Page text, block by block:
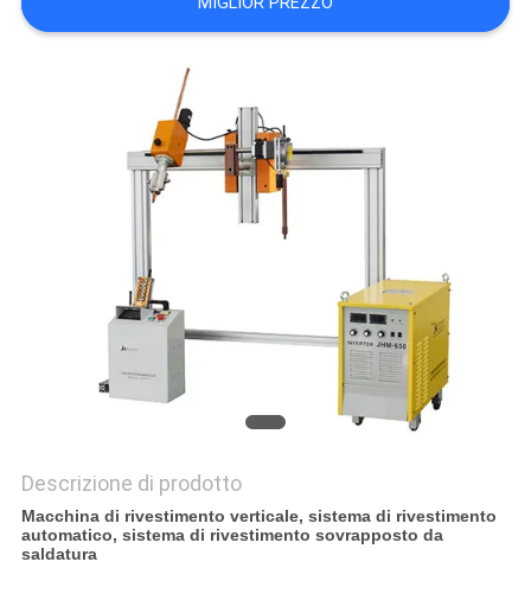
SITO
Descrizione di prodotto
Macchina di rivestimento verticale, sistema di rivestimento
automatico, sistema di rivestimento sovrapposto da
saldatura